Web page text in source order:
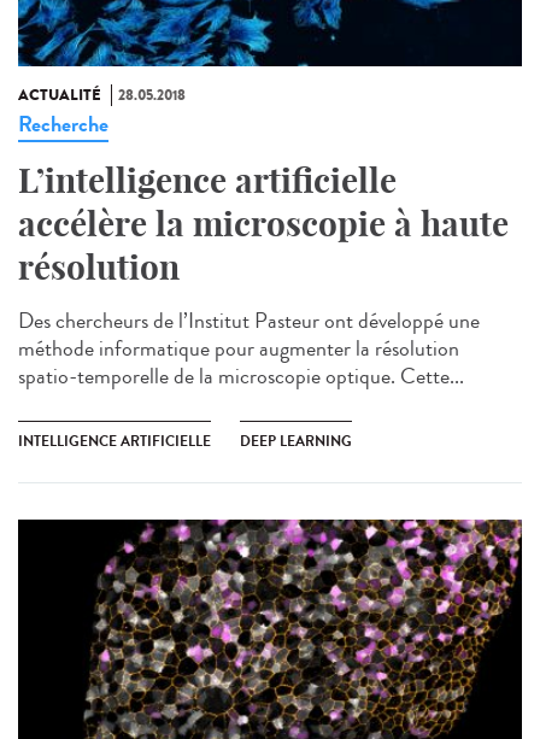
ACTUALITÉ 28.05.2018
Recherche
L’intelligence artificielle
accélère la microscopie à haute
résolution
Des chercheurs de l’Institut Pasteur ont développé une
méthode informatique pour augmenter la résolution
spatio-temporelle de la microscopie optique. Cette...
INTELLIGENCE ARTIFICIELLE DEEP LEARNING